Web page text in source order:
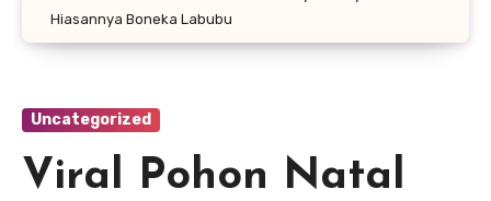
Hiasannya Boneka Labubu
Uncategorized
Viral Pohon Natal